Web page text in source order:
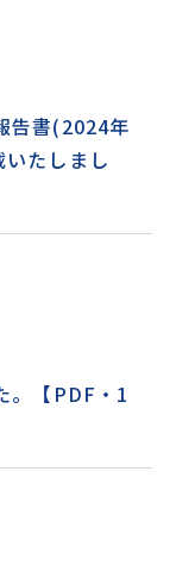
告書(2024年
たしまし
。【PDF・1